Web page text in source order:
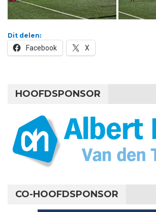
Dit delen:
Facebook X
HOOFDSPONSOR
CO-HOOFDSPONSOR